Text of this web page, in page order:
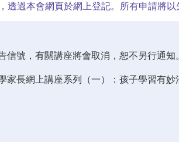
透過本會網頁於網上登記。所有申請將以
號，有關講座將會取消，恕不另行通知
長網上講座系列（一）：孩子學習有妙